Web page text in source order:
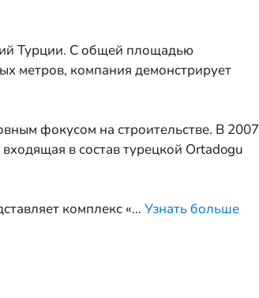
Турции. С общей площадью
метров, компания демонстрирует
фокусом на строительстве. В 2007
в состав турецкой Ortadogu
комплекс «… Узнать больше